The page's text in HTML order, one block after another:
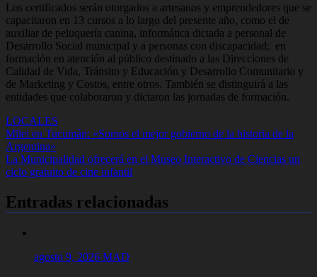
Los certificados serán otorgados a artesanos y emprendedores que se
capacitaron en 13 cursos a lo largo del presente año, como el de
auxiliar de peluquería canina, informática dictada a personal de
Desarrollo Social municipal y a personas con discapacidad; en
formación en atención al público destinado a las Direcciones de
Calidad de Vida, Tránsito y Educación y Desarrollo Comunitario y
de Marketing y Costos, entre otros. También se distinguirá a las
entidades que colaboraron y dictaron las jornadas de formación.
LOCALES
Navegación
de
entradas
Milei en Tucumán: «Somos el mejor gobierno de la historia de la
Argentina»
La Municipalidad ofrecerá en el Museo Interactivo de Ciencias un
ciclo gratuito de cine infantil
Entradas relacionadas
agosto 9, 2026 MAD